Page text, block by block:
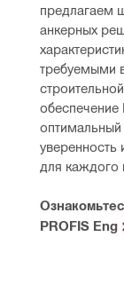
предлагаем
анкерных
требуемыми
оптимальный
уверенность
для каждого
PROFIS Eng